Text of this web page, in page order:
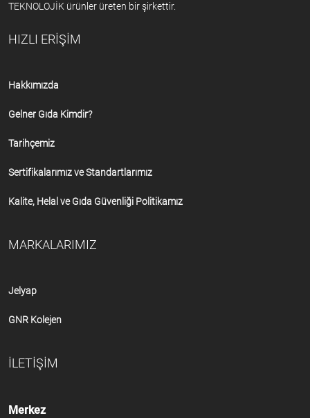
TEKNOLOJİK ürünler üreten bir şirkettir.
HIZLI ERİŞİM
Hakkımızda
Gelner Gıda Kimdir?
Tarihçemiz
Sertifikalarımız ve Standartlarımız
Kalite, Helal ve Gıda Güvenliği Politikamız
MARKALARIMIZ
Jelyap
GNR Kolejen
İLETİŞİM
Merkez